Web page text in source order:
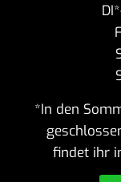
*In den
findet ihr